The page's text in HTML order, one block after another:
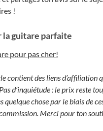
!
la guitare parfaite
pour pas cher!
contient des liens d’affiliation
d’inquiétude : le prix reste
quelque chose par le biais de
Merci pour ton